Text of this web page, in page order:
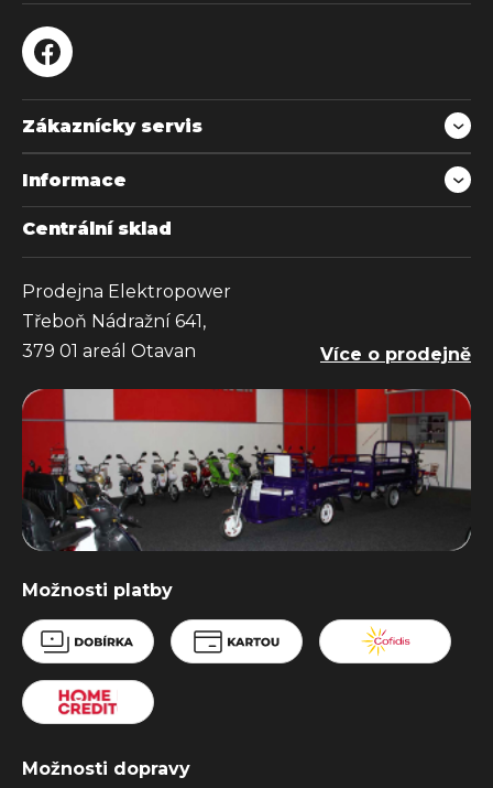
Zákaznícky servis
Informace
Centrální sklad
Prodejna Elektropower
Třeboň Nádražní 641,
379 01 areál Otavan
Více o prodejně
Možnosti platby
Možnosti dopravy